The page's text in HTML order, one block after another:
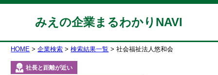
みえの企業まるわかりNAVI
HOME 企業検索 検索結果一覧 社会福祉法人悠和会
社長と距離が近い